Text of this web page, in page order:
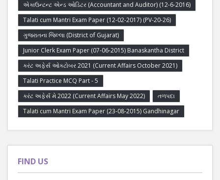
એકાઉન્ટન્ટ એન્ડ ઓડિટર (Accountant and Auditor) (12-6-2016)
Talati cum Mantri Exam Paper (12-02-2017) (PV-20-26)
ગુજરાતના જિલ્લા (District of Gujarat)
Junior Clerk Exam Paper (07-06-2015) Banaskantha District
કરંટ અફેર્સ ઓક્ટોબર 2021 (Current Affairs October 2021)
Talati Practice MCQ Part - 5
કરંટ અફેર્સ મે 2022 (Current Affairs May 2022)
તળપદા
Talati cum Mantri Exam Paper (23-08-2015) Gandhinagar
FIND US